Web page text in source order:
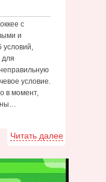
с
и
условий,
для
условие.
в момент,
Читать далее